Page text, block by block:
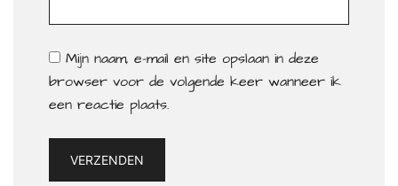
Mijn naam, e-mail en site opslaan in deze
browser voor de volgende keer wanneer ik
een reactie plaats.